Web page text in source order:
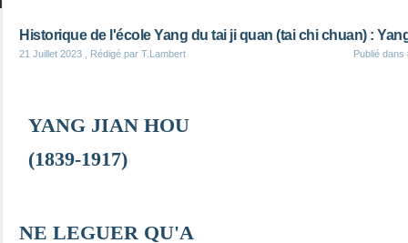
Historique de l'école Yang du tai ji quan (tai chi chuan) :
21 Juillet 2023 , Rédigé par T.Lambert Publié dans
YANG JIAN HOU
(1839-1917)
NE LEGUER QU'A